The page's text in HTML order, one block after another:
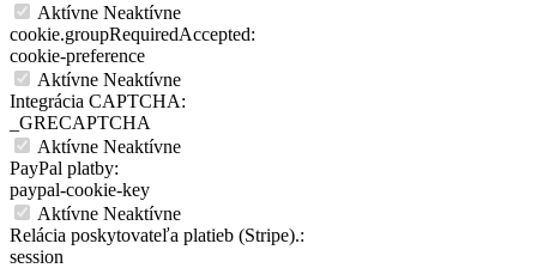
Aktívne Neaktívne
cookie.groupRequiredAccepted:
cookie-preference
Aktívne Neaktívne
Integrácia CAPTCHA:
_GRECAPTCHA
Aktívne Neaktívne
PayPal platby:
paypal-cookie-key
Aktívne Neaktívne
Relácia poskytovateľa platieb (Stripe).:
session